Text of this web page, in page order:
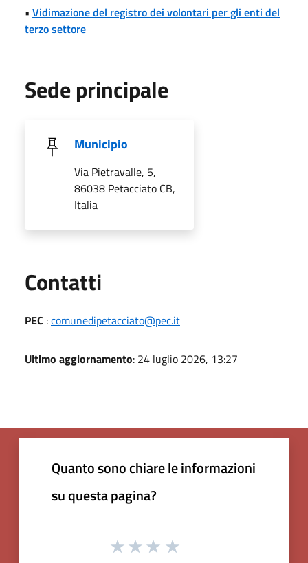
• Vidimazione del registro dei volontari per gli enti del
terzo settore
Sede principale
Municipio
Via Pietravalle, 5,
86038 Petacciato CB,
Italia
Contatti
PEC :comunedipetacciato@pec.it
Ultimo aggiornamento: 24 luglio 2026, 13:27
Quanto sono chiare le informazioni
su questa pagina?